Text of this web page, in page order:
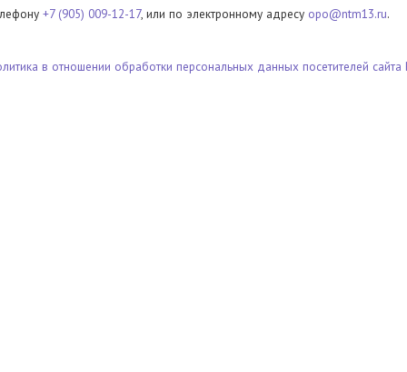
+7 (905) 009-12-17, или по электронному адресу opo@ntm13.ru.
в отношении обработки персональных данных посетителей